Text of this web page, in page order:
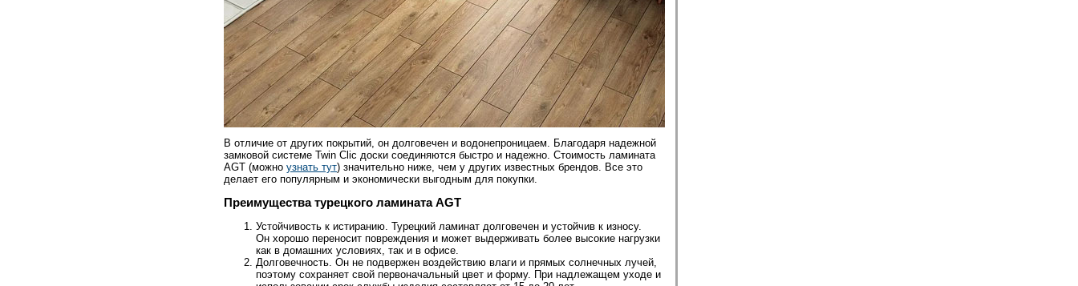
В отличие от других покрытий, он долговечен и водонепроницаем. Благодаря надежной
замковой системе Twin Clic доски соединяются быстро и надежно. Стоимость ламината
AGT (можно узнать тут) значительно ниже, чем у других известных брендов. Все это
делает его популярным и экономически выгодным для покупки.
Преимущества турецкого ламината AGT
Устойчивость к истиранию. Турецкий ламинат долговечен и устойчив к износу.
Он хорошо переносит повреждения и может выдерживать более высокие нагрузки
как в домашних условиях, так и в офисе.
Долговечность. Он не подвержен воздействию влаги и прямых солнечных лучей,
поэтому сохраняет свой первоначальный цвет и форму. При надлежащем уходе и